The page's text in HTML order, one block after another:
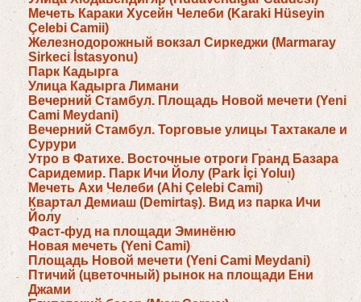
Мечеть Караки Хусейн Челеби (Karaki Hüseyin
Çelebi Camii)
Железнодорожный вокзал Сиркеджи (Marmaray
Sirkeci İstasyonu)
Парк Кадырга
Улица Кадырга Лимани
Вечерний Стамбул. Площадь Новой мечети (Yeni
Cami Meydani)
Вечерний Стамбул. Торговые улицы Тахтакале и
Сурури
Утро в Фатихе. Восточные отроги Гранд Базара
Саридемир. Парк Ичи Йолу (Park İçi Yoluı)
Мечеть Ахи Челеби (Ahi Çelebi Cami)
Квартал Демиаш (Demirtaş). Вид из парка Ичи
Йолу
Фаст-фуд на площади Эминёню
Новая мечеть (Yeni Cami)
Площадь Новой мечети (Yeni Cami Meydani)
Птичий (цветочный) рынок на площади Ени
Джами